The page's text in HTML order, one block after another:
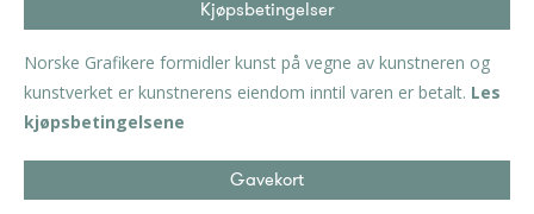
Kjøpsbetingelser
Norske Grafikere formidler kunst på vegne av kunstneren og
kunstverket er kunstnerens eiendom inntil varen er betalt. Les
kjøpsbetingelsene
Gavekort